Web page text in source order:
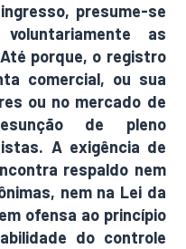
presume-se
as
porque, o registro
comercial, ou sua
ou no mercado de
de pleno
A exigência de
respaldo nem
nem na Lei da
ofensa ao princípio
do controle